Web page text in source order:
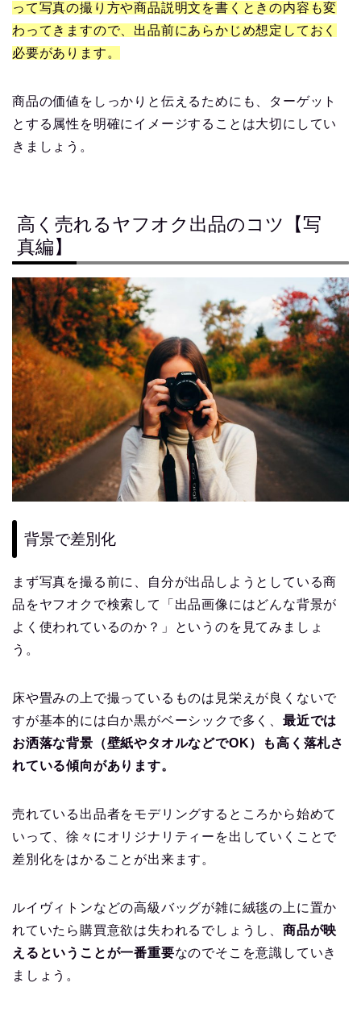
って写真の撮り方や商品説明文を書くときの内容も変
わってきますので、出品前にあらかじめ想定しておく
必要があります。
商品の価値をしっかりと伝えるためにも、ターゲット
とする属性を明確にイメージすることは大切にしてい
きましょう。
高く売れるヤフオク出品のコツ【写
真編】
背景で差別化
まず写真を撮る前に、自分が出品しようとしている商
品をヤフオクで検索して「出品画像にはどんな背景が
よく使われているのか？」というのを見てみましょ
う。
床や畳みの上で撮っているものは見栄えが良くないで
すが基本的には白か黒がベーシックで多く、 最近では
お洒落な背景（壁紙やタオルなどでOK）も高く落札さ
れている傾向があります。
売れている出品者をモデリングするところから始めて
いって、徐々にオリジナリティーを出していくことで
差別化をはかることが出来ます。
ルイヴィトンなどの高級バッグが雑に絨毯の上に置か
れていたら購買意欲は失われるでしょうし、 商品が映
えるということが一番重要なのでそこを意識していき
ましょう。